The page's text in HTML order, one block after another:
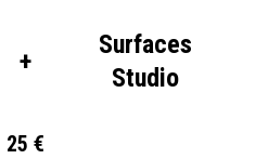
+
Surfaces
Studio
25 €